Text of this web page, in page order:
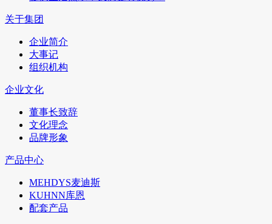
关于集团
企业简介
大事记
组织机构
企业文化
董事长致辞
文化理念
品牌形象
产品中心
MEHDYS麦迪斯
KUHNN库恩
配套产品